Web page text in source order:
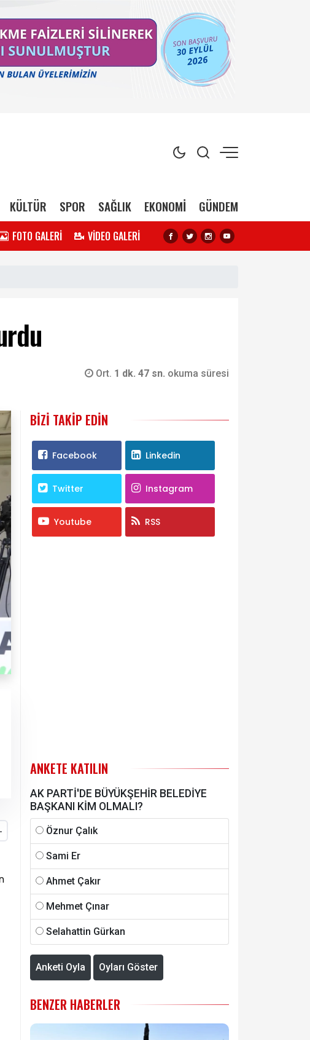
KÜLTÜR SPOR SAĞLIK EKONOMİ GÜNDEM
FOTO GALERİ VİDEO GALERİ
Ort. 1 dk. 47 sn. okuma süresi
BIZI TAKIP EDIN
Facebook Linkedin
Twitter Instagram
Youtube RSS
ANKETE KATILIN
AK PARTİ'DE BÜYÜKŞEHİR BELEDİYE
BAŞKANI KİM OLMALI?
Öznur Çalık
Sami Er
Ahmet Çakır
Mehmet Çınar
Selahattin Gürkan
Anketi Oyla Oyları Göster
BENZER HABERLER